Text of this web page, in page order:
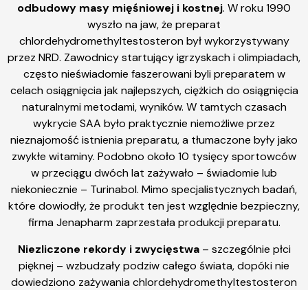
odbudowy masy mięśniowej i kostnej. W roku 1990
wyszło na jaw, że preparat
chlordehydromethyltestosteron był wykorzystywany
przez NRD. Zawodnicy startujący igrzyskach i olimpiadach,
często nieświadomie faszerowani byli preparatem w
celach osiągnięcia jak najlepszych, ciężkich do osiągnięcia
naturalnymi metodami, wyników. W tamtych czasach
wykrycie SAA było praktycznie niemożliwe przez
nieznajomość istnienia preparatu, a tłumaczone były jako
zwykłe witaminy. Podobno około 10 tysięcy sportowców
w przeciągu dwóch lat zażywało – świadomie lub
niekoniecznie – Turinabol. Mimo specjalistycznych badań,
które dowiodły, że produkt ten jest względnie bezpieczny,
firma Jenapharm zaprzestała produkcji preparatu.
Niezliczone rekordy i zwycięstwa– szczególnie płci
pięknej – wzbudzały podziw całego świata, dopóki nie
dowiedziono zażywania chlordehydromethyltestosteron